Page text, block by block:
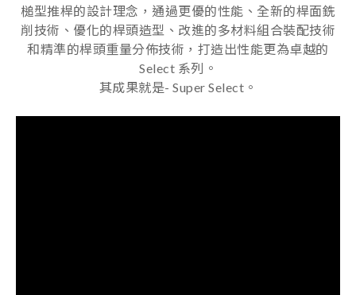
槌型推桿的設計理念，通過更優的性能、全新的桿面銑
削技術、優化的桿頭造型、改進的多材料組合裝配技術
和精準的桿頭重量分佈技術，打造出性能更為卓越的
Select 系列。
其成果就是- Super Select。